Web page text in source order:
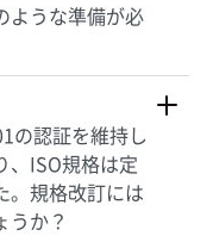
ような準備が必
の認証を維持し
、ISO規格は定
。規格改訂には
うか？